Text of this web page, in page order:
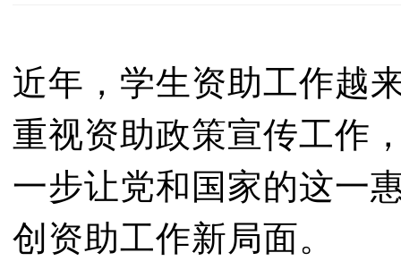
近年，学生资助工作越
重视资助政策宣传工作
一步让党和国家的这一
创资助工作新局面。